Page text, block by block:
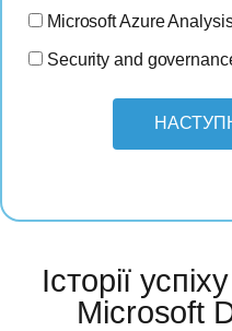
Microsoft Azure
Security and
Історії
Microsoft